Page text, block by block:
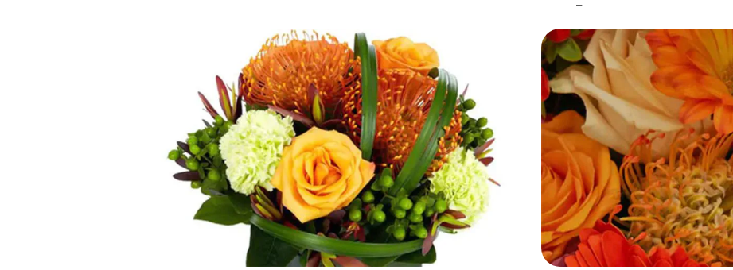
культуре существует древняя легенда, связанная с этим растением. Говорят, что в давние
создан богами, чтобы каждое сердце могло найти свою половинку. В итоге цветок стал
безграничной любви.
Также считалось, что цветы способны привлекать удачу и защищать своих обладателей от
некоторых культурах и сейчас верят, что букет с белосемянником принесет счастье в
Преимущества леукоспермума во флористике
Экзотический вид и оригинальная форма моментально притягивают внимание к букету с
любой композиции они становятся центральным элементом.
Кроме того, белосемянники отличаются поразительной стойкостью. Растения могут долго
свежесть даже в условиях недостаточного освещения и низкой влажности. Это делает их
мероприятий, которые требуют от композиций длительного срока стояния: свадьбы,